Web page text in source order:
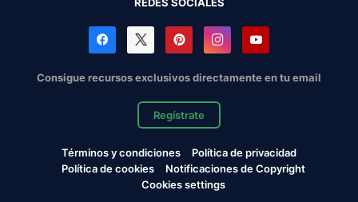
Consigue recursos exclusivos directamente en tu email
Regístrate
Términos y condiciones
Política de privacidad
Política de cookies
Notificaciones de Copyright
Cookies settings